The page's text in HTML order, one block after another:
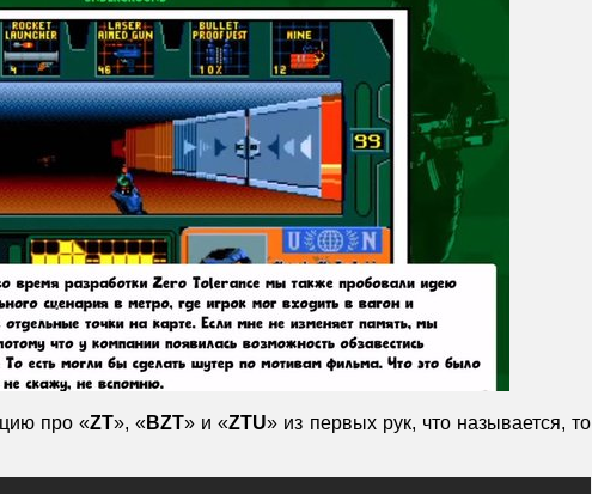
про «ZT», «BZT» и «ZTU» из первых рук, что называется, то